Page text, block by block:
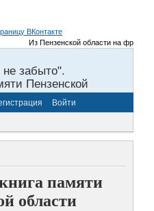
Из Пензенской области на фронты
не забыто".
Пензенской
Войти
памяти
области